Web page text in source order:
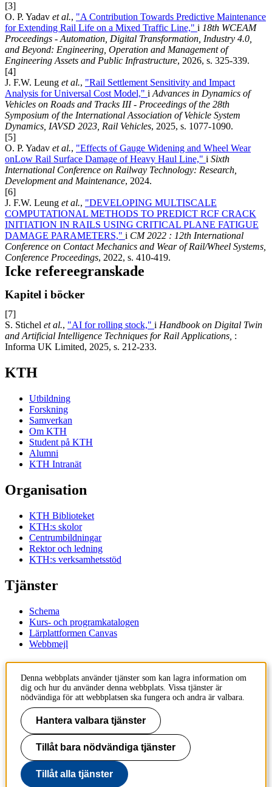
[3]
O. P. Yadav et al., "A Contribution Towards Predictive Maintenance
for Extending Rail Life on a Mixed Traffic Line," i 18th WCEAM
Proceedings - Automation, Digital Transformation, Industry 4.0,
and Beyond: Engineering, Operation and Management of
Engineering Assets and Public Infrastructure, 2026, s. 325-339.
[4]
J. F.W. Leung et al., "Rail Settlement Sensitivity and Impact
Analysis for Universal Cost Model," i Advances in Dynamics of
Vehicles on Roads and Tracks III - Proceedings of the 28th
Symposium of the International Association of Vehicle System
Dynamics, IAVSD 2023, Rail Vehicles, 2025, s. 1077-1090.
[5]
O. P. Yadav et al., "Effects of Gauge Widening and Wheel Wear
onLow Rail Surface Damage of Heavy Haul Line," i Sixth
International Conference on Railway Technology: Research,
Development and Maintenance, 2024.
[6]
J. F.W. Leung et al., "DEVELOPING MULTISCALE
COMPUTATIONAL METHODS TO PREDICT RCF CRACK
INITIATION IN RAILS USING CRITICAL PLANE FATIGUE
DAMAGE PARAMETERS," i CM 2022 : 12th International
Conference on Contact Mechanics and Wear of Rail/Wheel Systems,
Conference Proceedings, 2022, s. 410-419.
Icke refereegranskade
Kapitel i böcker
[7]
S. Stichel et al., "AI for rolling stock," i Handbook on Digital Twin
and Artificial Intelligence Techniques for Rail Applications, :
Informa UK Limited, 2025, s. 212-233.
KTH
Utbildning
Forskning
Samverkan
Om KTH
Student på KTH
Alumni
KTH Intranät
Organisation
KTH Biblioteket
KTH:s skolor
Centrumbildningar
Rektor och ledning
KTH:s verksamhetsstöd
Tjänster
Schema
Kurs- och programkatalogen
Lärplattformen Canvas
Webbmejl
Kontakt
KTH
100 44 Stockholm
+46 8 790 60 00
Kontakta KTH
Jobba på KTH
Press och media
Faktura och betalning KTH
Om KTH:s webbplatser
Denna webbplats använder tjänster som kan lagra information om
dig och hur du använder denna webbplats. Vissa tjänster är
nödvändiga för att webbplatsen ska fungera och andra är valbara.
Hantera valbara tjänster
Tillåt bara nödvändiga tjänster
Tillåt alla tjänster